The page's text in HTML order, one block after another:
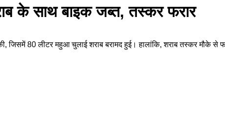
के साथ बाइक जब्त, तस्कर फरार
जिसमें 80 लीटर महुआ चुलाई शराब बरामद हुई। हालांकि, शराब तस्कर मौके से